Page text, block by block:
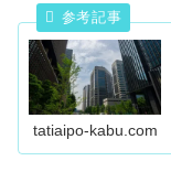
tatiaipo-kabu.com